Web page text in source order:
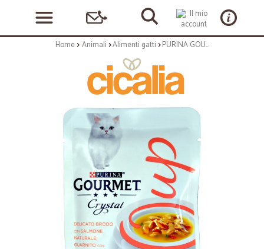
Home Animali Alimenti gatti PURINA GOURMET CRYSTAL SOUP Gatto Delicato Brodo con Salmone Naturale,Verdure Busta 40 gr.